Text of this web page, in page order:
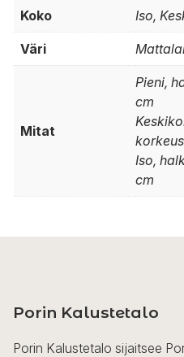
Koko Iso,
Väri
Mitat
Pieni,
cm
Iso,
cm
Porin Kalustetalo
Porin Kalustetalo sijaitsee